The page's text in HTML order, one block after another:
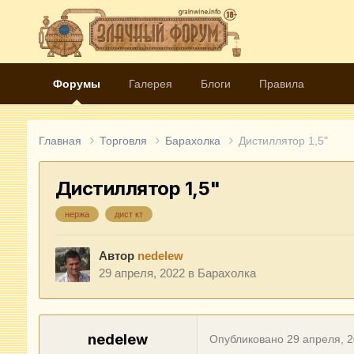
Форумы Галерея Блоги Правила
Главная Торговля Барахолка Дистиллятор 1,5"
Дистиллятор 1,5"
нержа дист кт
Автор nedelew
29 апреля, 2022в Барахолка
nedelew Опубликовано 29 апреля,